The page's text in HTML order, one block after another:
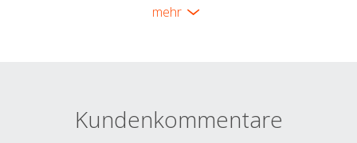
mehr
Kundenkommentare